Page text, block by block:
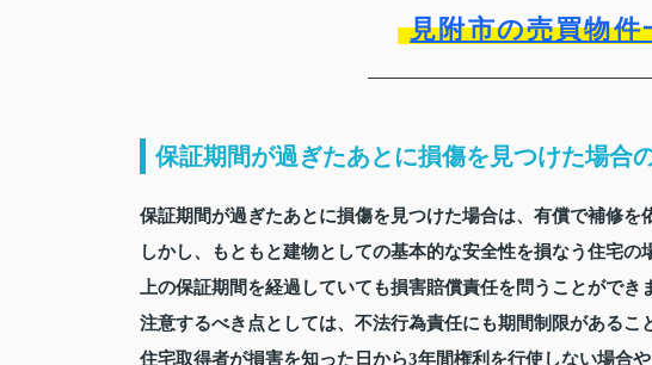
見附市の売買物件
保証期間が過ぎたあとに損傷を見つけた場合
保証期間が過ぎたあとに損傷を見つけた場合は、有償で補修を
しかし、もともと建物としての基本的な安全性を損なう住宅
上の保証期間を経過していても損害賠償責任を問うことができ
注意するべき点としては、不法行為責任にも期間制限があるこ
住宅取得者が損害を知った日から3年間権利を行使しない場合